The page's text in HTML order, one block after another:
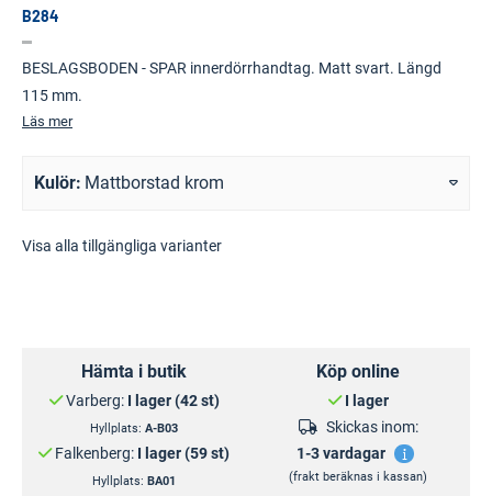
B284
BESLAGSBODEN - SPAR innerdörrhandtag. Matt svart. Längd
115 mm.
Läs mer
Kulör Mattborstad krom
Visa alla tillgängliga varianter
Hämta i butik
Varberg: I lager (42 st)
Hyllplats: A-B03
Falkenberg: I lager (59 st)
Hyllplats: BA01
Köp online
I lager
Skickas inom:
1-3 vardagar
(frakt beräknas i kassan)